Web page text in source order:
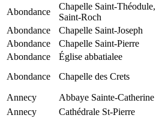
Abondance
Chapelle Saint-Théodule,
Saint-Roch
Abondance
Chapelle Saint-Joseph
Abondance
Chapelle Saint-Pierre
Abondance
Église abbatialee
Abondance
Chapelle des Crets
Annecy Abbaye Sainte-Catherine
Annecy
Cathédrale St-Pierre